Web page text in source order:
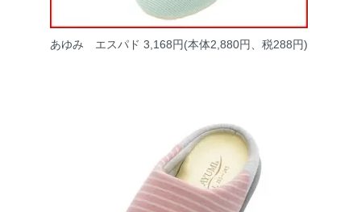
あゆみ エスパド 3,168円(本体2,880円、税288円)